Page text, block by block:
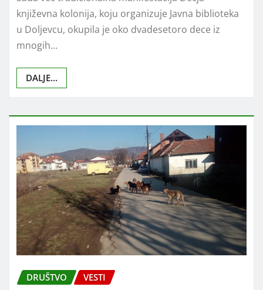
književna kolonija, koju organizuje Javna biblioteka
u Doljevcu, okupila je oko dvadesetoro dece iz
mnogih…
DALJE...
DRUŠTVO VESTI